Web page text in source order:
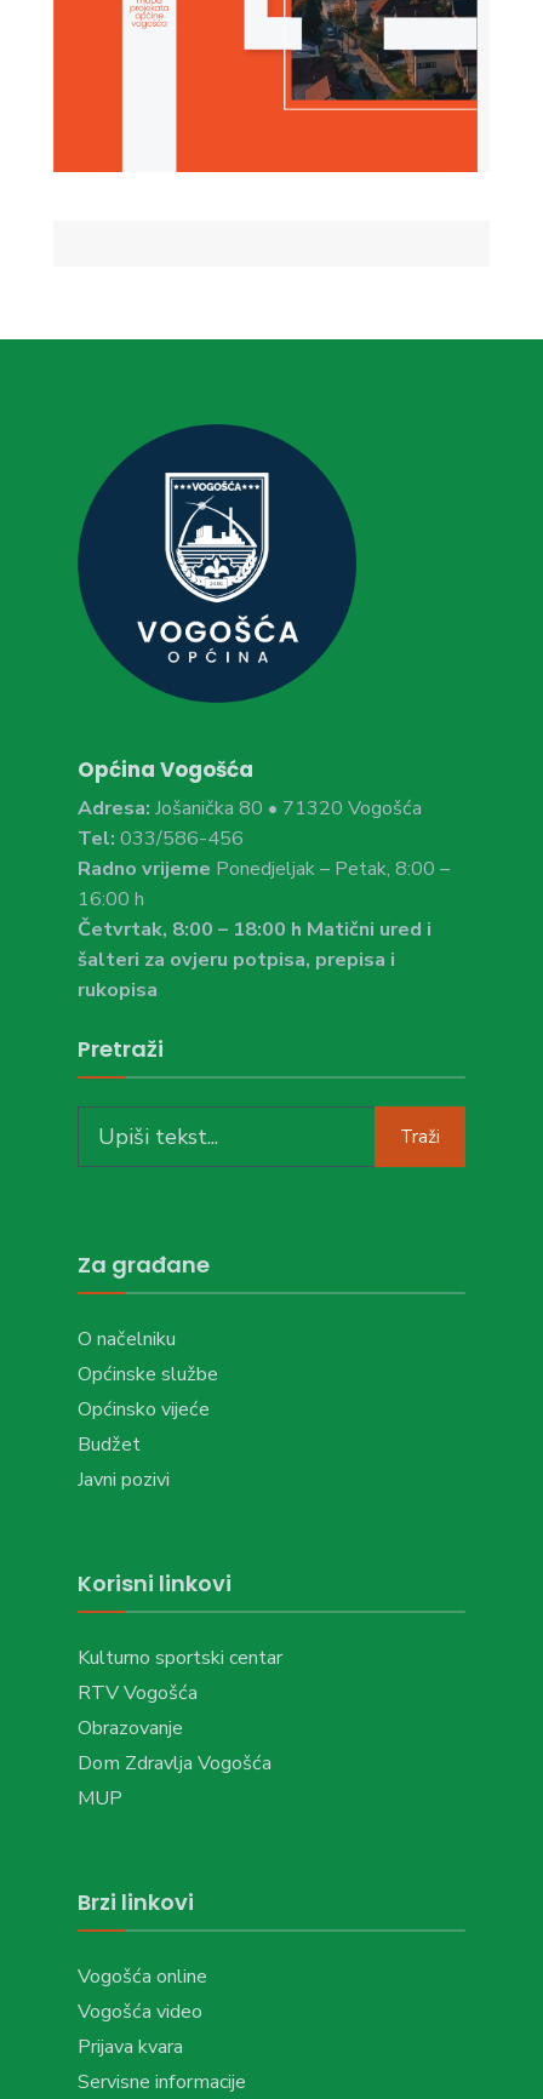
Općina Vogošća
Adresa: Jošanička 80 • 71320 Vogošća
Tel: 033/586-456
Radno vrijeme Ponedjeljak – Petak, 8:00 –
16:00 h
Četvrtak, 8:00 – 18:00 h Matični ured i
šalteri za ovjeru potpisa, prepisa i
rukopisa
Pretraži
for:
Traži
Za građane
O načelniku
Općinske službe
Općinsko vijeće
Budžet
Javni pozivi
Korisni linkovi
Kulturno sportski centar
RTV Vogošća
Obrazovanje
Dom Zdravlja Vogošća
MUP
Brzi linkovi
Vogošća online
Vogošća video
Prijava kvara
Servisne informacije